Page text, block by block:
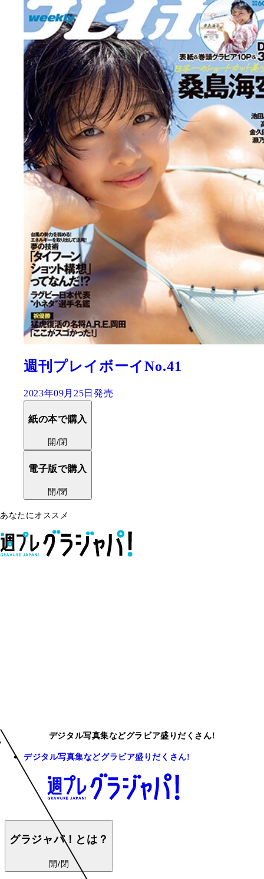
週刊プレイボーイNo.41
2023年09月25日発売
紙の本で購入
開/閉
電子版で購入
開/閉
あなたにオススメ
デジタル写真集などグラビア盛りだくさん!
デジタル写真集などグラビア盛りだくさん!
グラジャパ！とは？
開/閉